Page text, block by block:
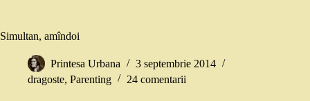
Simultan, amîndoi
Printesa Urbana
3 septembrie 2014
dragoste, Parenting 24 comentarii